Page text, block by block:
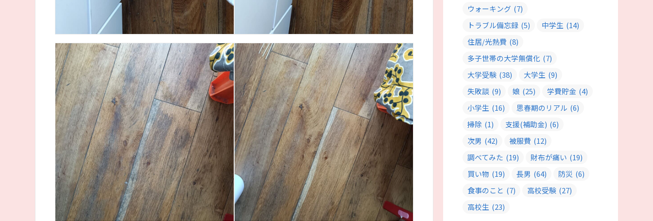
ウォーキング (7)
トラブル備忘録 (5) 中学生 (14)
住居/光熱費 (8)
多子世帯の大学無償化 (7)
大学受験 (38) 大学生 (9)
失敗談 (9) 娘 (25) 学費貯金 (4)
小学生 (16) 思春期のリアル (6)
掃除 (1) 支援(補助金) (6)
次男 (42) 被服費 (12)
調べてみた (19) 財布が痛い (19)
買い物 (19) 長男 (64) 防災 (6)
食事のこと (7) 高校受験 (27)
高校生 (23)